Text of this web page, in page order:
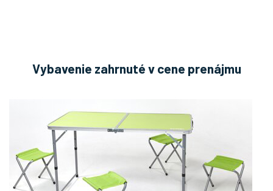
Vybavenie zahrnuté v cene prenájmu